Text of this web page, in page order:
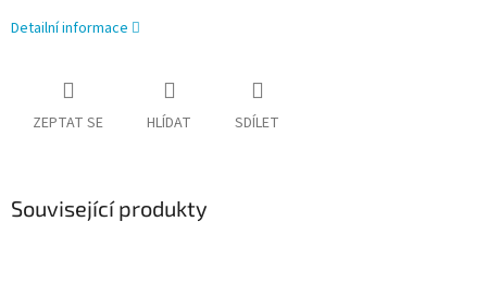
Detailní informace
ZEPTAT SE HLÍDAT SDÍLET
Související produkty